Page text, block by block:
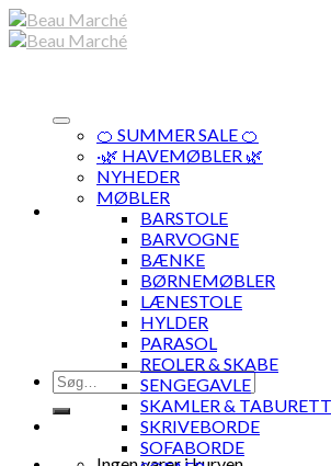
Skip
to
Søg
efter:
🍊 SUMMER SALE 🍊
·🌿 HAVEMØBLER 🌿
NYHEDER
MØBLER
BARSTOLE
BARVOGNE
BÆNKE
BØRNEMØBLER
LÆNESTOLE
HYLDER
PARASOL
REOLER & SKABE
SENGEGAVLE
SKAMLER &
SKRIVEBORDE
SOFABORDE